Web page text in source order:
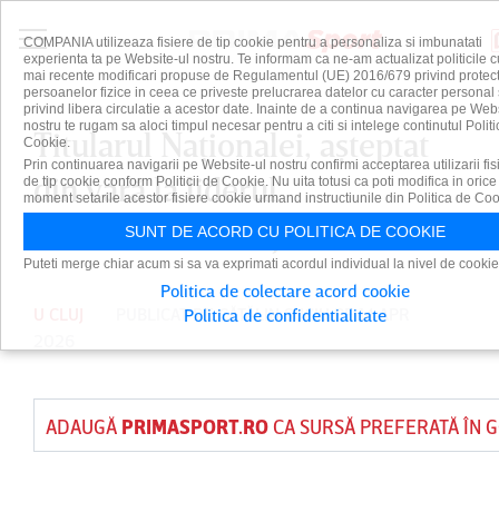
Titularul Naţionalei, aşteptat
din vară la liderul
Universitatea Cluj | EXCLUSIV
PUBLICAT DECĂTĂLIN SUCIUPE 14 APR
ADAUGĂ PRIMASPORT.ROCA SURSĂ PREFERATĂ ÎN
COMPANIA utilizeaza fisiere de tip cookie pentru a personaliza si imbunatati
experienta ta pe Website-ul nostru. Te informam ca ne-am actualizat politicile
mai recente modificari propuse de Regulamentul (UE) 2016/679 privind
persoanelor fizice in ceea ce priveste prelucrarea datelor cu caracter personal
privind libera circulatie a acestor date. Inainte de a continua navigarea pe
nostru te rugam sa aloci timpul necesar pentru a citi si intelege continutul
Cookie.
Prin continuarea navigarii pe Website-ul nostru confirmi acceptarea utilizarii
de tip cookie conform Politicii de Cookie. Nu uita totusi ca poti modifica in orice
moment setarile acestor fisiere cookie urmand instructiunile din Politica de
SUNT DE ACORD CU POLITICA DE COOKIE
Puteti merge chiar acum si sa va exprimati acordul individual la nivel de
Politica de colectare acord cookie
Politica de confidentialitate